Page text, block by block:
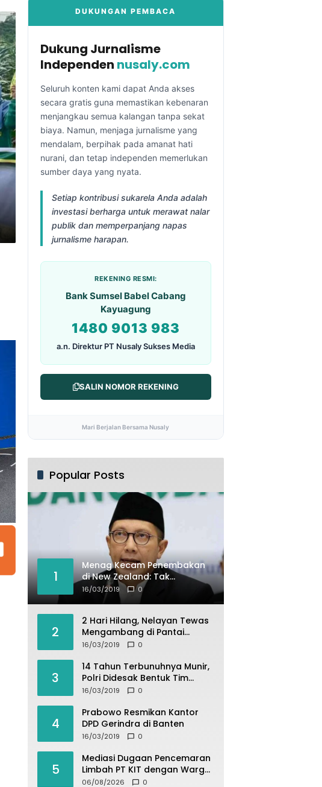
DUKUNGAN PEMBACA
Dukung Jurnalisme
Independen nusaly.com
Seluruh konten kami dapat Anda akses
secara gratis guna memastikan kebenaran
menjangkau semua kalangan tanpa sekat
biaya. Namun, menjaga jurnalisme yang
mendalam, berpihak pada amanat hati
nurani, dan tetap independen memerlukan
sumber daya yang nyata.
Setiap kontribusi sukarela Anda adalah
investasi berharga untuk merawat nalar
publik dan memperpanjang napas
jurnalisme harapan.
REKENING RESMI:
Bank Sumsel Babel Cabang
Kayuagung
1480 9013 983
a.n. Direktur PT Nusaly Sukses Media
SALIN NOMOR REKENING
Mari Berjalan Bersama Nusaly
Popular Posts
1
Menag Kecam Penembakan
di New Zealand: Tak
Berperikemanusiaan!
16/03/2019 0
2
2 Hari Hilang, Nelayan Tewas
Mengambang di Pantai
Cipalawah Garut
16/03/2019 0
3
14 Tahun Terbunuhnya Munir,
Polri Didesak Bentuk Tim
Khusus
16/03/2019 0
4
Prabowo Resmikan Kantor
DPD Gerindra di Banten
16/03/2019 0
5
Mediasi Dugaan Pencemaran
Limbah PT KIT dengan Warga
Desa Kurup Berujung Buntu
06/08/2026 0